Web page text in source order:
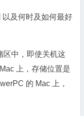
及何时及如何最好
区中，即使关机这
上，存储位置是
的 Mac 上，